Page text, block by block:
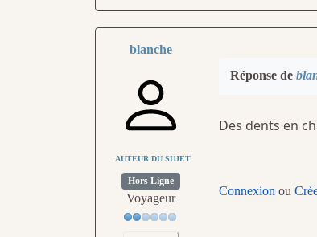
blanche
AUTEUR DU SUJET
Hors Ligne
Voyageur
Réponse de
Des dents en
Connexion ou